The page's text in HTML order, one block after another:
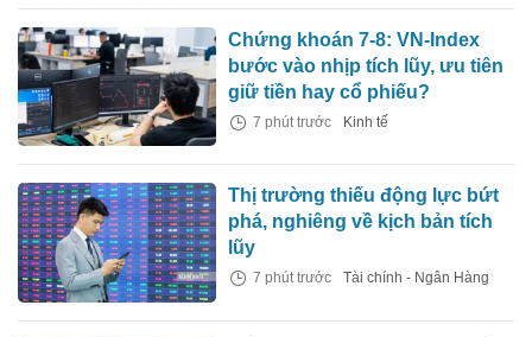
Chứng khoán 7-8: VN-Index
bước vào nhịp tích lũy, ưu tiên
giữ tiền hay cổ phiếu?
7 phút trước Kinh tế
Thị trường thiếu động lực bứt
phá, nghiêng về kịch bản tích
lũy
7 phút trước Tài chính - Ngân Hàng